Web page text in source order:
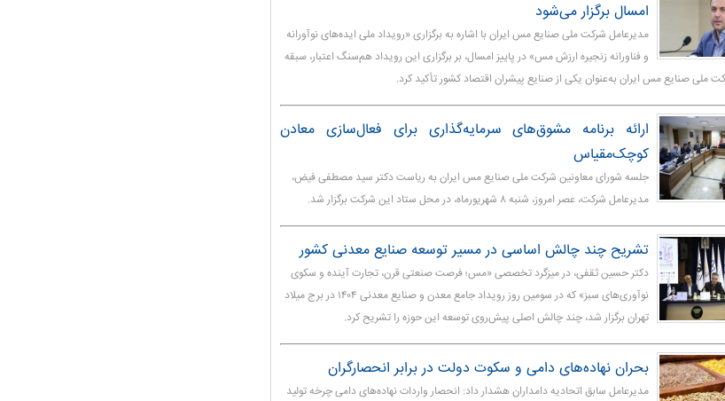
امسال برگزار می‌شود
مدیرعامل شرکت ملی صنایع مس ایران با اشاره به برگزاری «رویداد ملی ایده‌های نوآورانه
و فناورانه زنجیره ارزش مس» در پاییز امسال، بر برگزاری این رویداد هم‌سنگ اعتبار، سبقه
ملی صنایع مس ایران به‌عنوان یکی از صنایع پیشران اقتصاد کشور تأکید کرد.
ارائه برنامه مشوق‌های سرمایه‌گذاری برای فعال‌سازی معادن
کوچک‌مقیاس
جلسه شورای معاونین شرکت ملی صنایع مس ایران به ریاست دکتر سید مصطفی فیض،
مدیرعامل شرکت، عصر امروز، شنبه ۸ شهریورماه، در محل ستاد این شرکت برگزار شد.
تشریح چند چالش اساسی در مسیر توسعه صنایع معدنی کشور
دکتر حسین ثقفی، در میزگرد تخصصی «مس؛ فرصت صنعتی قرن، تجارت آینده و سکوی
نوآوری‌های سبز» که در سومین روز رویداد جامع معدن و صنایع معدنی ۱۴۰۴ در برج میلاد
تهران برگزار شد، چند چالش اصلی پیش‌روی توسعه این حوزه را تشریح کرد.
بحران نهاده‌های دامی و سکوت دولت در برابر انحصارگران
مدیرعامل سابق اتحادیه دامداران هشدار داد: انحصار واردات نهاده‌های دامی چرخه تولید